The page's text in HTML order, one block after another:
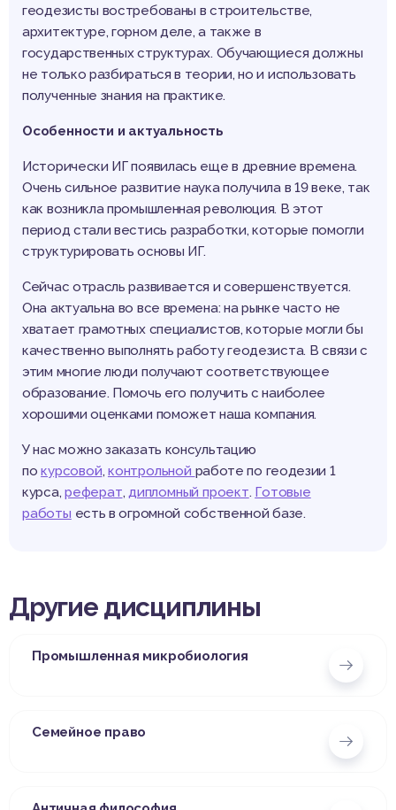
геодезисты востребованы в строительстве,
архитектуре, горном деле, а также в
государственных структурах. Обучающиеся должны
не только разбираться в теории, но и использовать
полученные знания на практике.
Особенности и актуальность
Исторически ИГ появилась еще в древние времена.
Очень сильное развитие наука получила в 19 веке, так
как возникла промышленная революция. В этот
период стали вестись разработки, которые помогли
структурировать основы ИГ.
Сейчас отрасль развивается и совершенствуется.
Она актуальна во все времена: на рынке часто не
хватает грамотных специалистов, которые могли бы
качественно выполнять работу геодезиста. В связи с
этим многие люди получают соответствующее
образование. Помочь его получить с наиболее
хорошими оценками поможет наша компания.
У нас можно заказать консультацию
покурсовой, контрольной работе по геодезии 1
курса, реферат, дипломный проект. Готовые
работы есть в огромной собственной базе.
Другие дисциплины
Промышленная микробиология
Семейное право